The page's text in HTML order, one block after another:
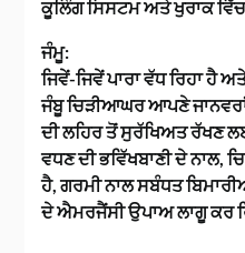
ਕੂਲਿੰਗ ਸਿਸਟਮ ਅਤੇ ਖੁਰਾਕ
ਜੰਮੂ:
ਜਿਵੇਂ-ਜਿਵੇਂ ਪਾਰਾ ਵੱਧ ਰਿਹਾ ਹੈ
ਜੰਬੂ ਚਿੜੀਆਘਰ ਆਪਣੇ
ਦੀ ਲਹਿਰ ਤੋਂ ਸੁਰੱਖਿਅਤ ਰੱਖਣ
ਵਧਣ ਦੀ ਭਵਿੱਖਬਾਣੀ ਦੇ
ਹੈ, ਗਰਮੀ ਨਾਲ ਸਬੰਧਤ
ਦੇ ਐਮਰਜੈਂਸੀ ਉਪਾਅ ਲਾਗੂ ਕਰ